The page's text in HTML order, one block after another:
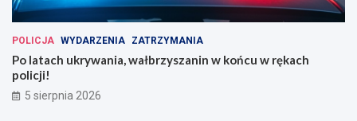
POLICJA WYDARZENIA ZATRZYMANIA
Po latach ukrywania, wałbrzyszanin w końcu w rękach
policji!
5 sierpnia 2026